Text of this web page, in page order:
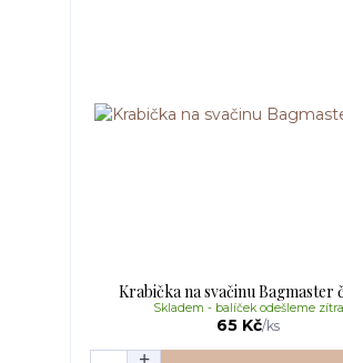
Krabička na svačinu Bagmaster
65 Kč/ks
Skladem - balíček odešleme zítra